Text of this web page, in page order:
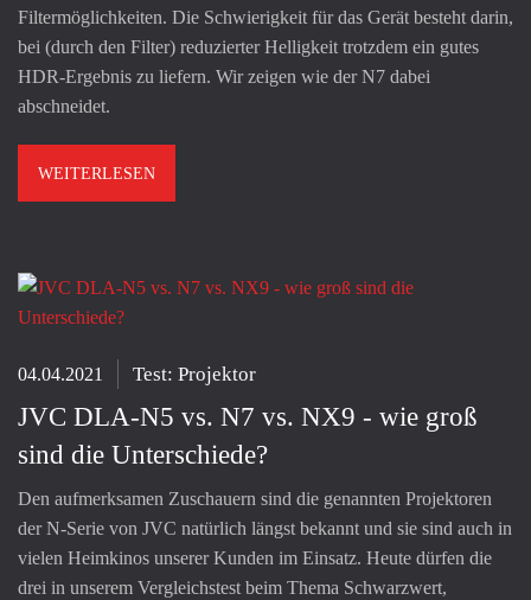
Filtermöglichkeiten. Die Schwierigkeit für das Gerät besteht darin,
bei (durch den Filter) reduzierter Helligkeit trotzdem ein gutes
HDR-Ergebnis zu liefern. Wir zeigen wie der N7 dabei
abschneidet.
WEITERLESEN
04.04.2021 Test: Projektor
JVC DLA-N5 vs. N7 vs. NX9 - wie groß
sind die Unterschiede?
Den aufmerksamen Zuschauern sind die genannten Projektoren
der N-Serie von JVC natürlich längst bekannt und sie sind auch in
vielen Heimkinos unserer Kunden im Einsatz. Heute dürfen die
drei in unserem Vergleichstest beim Thema Schwarzwert,